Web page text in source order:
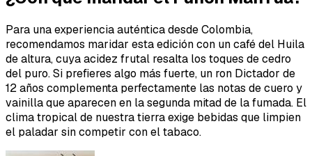
Para una experiencia auténtica desde Colombia,
recomendamos maridar esta edición con un café del Huila
de altura, cuya acidez frutal resalta los toques de cedro
del puro. Si prefieres algo más fuerte, un ron Dictador de
12 años complementa perfectamente las notas de cuero y
vainilla que aparecen en la segunda mitad de la fumada. El
clima tropical de nuestra tierra exige bebidas que limpien
el paladar sin competir con el tabaco.